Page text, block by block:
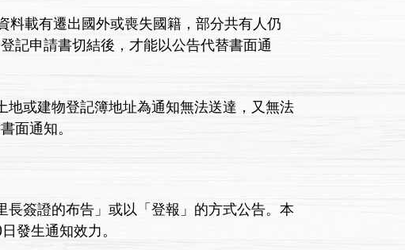
載有遷出國外或喪失國籍，部分共有人仍
記申請書切結後，才能以公告代替書面通
或建物登記簿地址為通知無法送達，又無法
面通知。
簽證的布告」或以「登報」的方式公告。本
發生通知效力。